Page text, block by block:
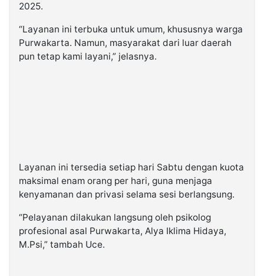
2025.
“Layanan ini terbuka untuk umum, khususnya warga
Purwakarta. Namun, masyarakat dari luar daerah
pun tetap kami layani,” jelasnya.
Layanan ini tersedia setiap hari Sabtu dengan kuota
maksimal enam orang per hari, guna menjaga
kenyamanan dan privasi selama sesi berlangsung.
“Pelayanan dilakukan langsung oleh psikolog
profesional asal Purwakarta, Alya Iklima Hidaya,
M.Psi,” tambah Uce.